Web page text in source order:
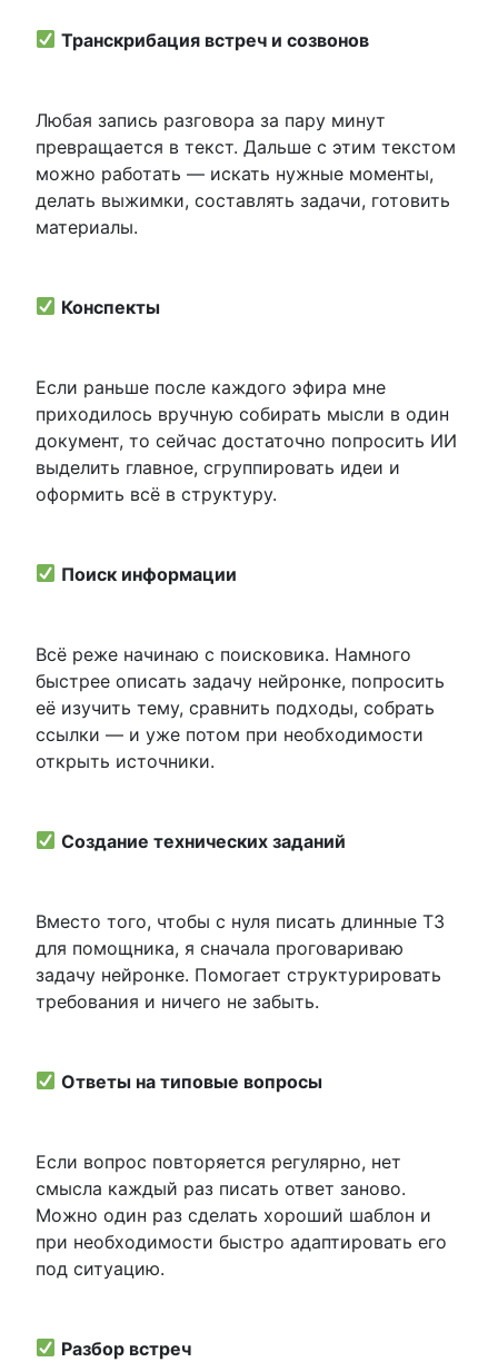
Транскрибация встреч и созвонов
Любая запись разговора за пару минут
превращается в текст. Дальше с этим текстом
можно работать — искать нужные моменты,
делать выжимки, составлять задачи, готовить
материалы.
Конспекты
Если раньше после каждого эфира мне
приходилось вручную собирать мысли в один
документ, то сейчас достаточно попросить ИИ
выделить главное, сгруппировать идеи и
оформить всё в структуру.
Поиск информации
Всё реже начинаю с поисковика. Намного
быстрее описать задачу нейронке, попросить
её изучить тему, сравнить подходы, собрать
ссылки — и уже потом при необходимости
открыть источники.
Создание технических заданий
Вместо того, чтобы с нуля писать длинные ТЗ
для помощника, я сначала проговариваю
задачу нейронке. Помогает структурировать
требования и ничего не забыть.
Ответы на типовые вопросы
Если вопрос повторяется регулярно, нет
смысла каждый раз писать ответ заново.
Можно один раз сделать хороший шаблон и
при необходимости быстро адаптировать его
под ситуацию.
Разбор встреч